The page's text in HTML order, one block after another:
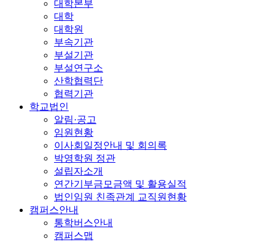
대학본부
대학
대학원
부속기관
부설기관
부설연구소
산학협력단
협력기관
학교법인
알림·공고
임원현황
이사회일정안내 및 회의록
박영학원 정관
설립자소개
연간기부금모금액 및 활용실적
법인임원 친족관계 교직원현황
캠퍼스안내
통학버스안내
캠퍼스맵